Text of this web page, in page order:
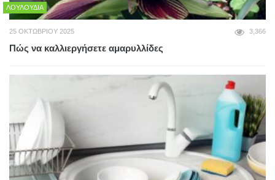
ΛΟΥΛΟΎΔΙΑ
25 ΟΚΤΩΒΡΊΟΥ 2025 3,366
Πώς να καλλιεργήσετε αμαρυλλίδες